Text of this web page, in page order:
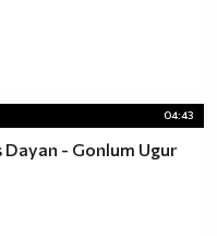
04:43
- Gonlum Ugur